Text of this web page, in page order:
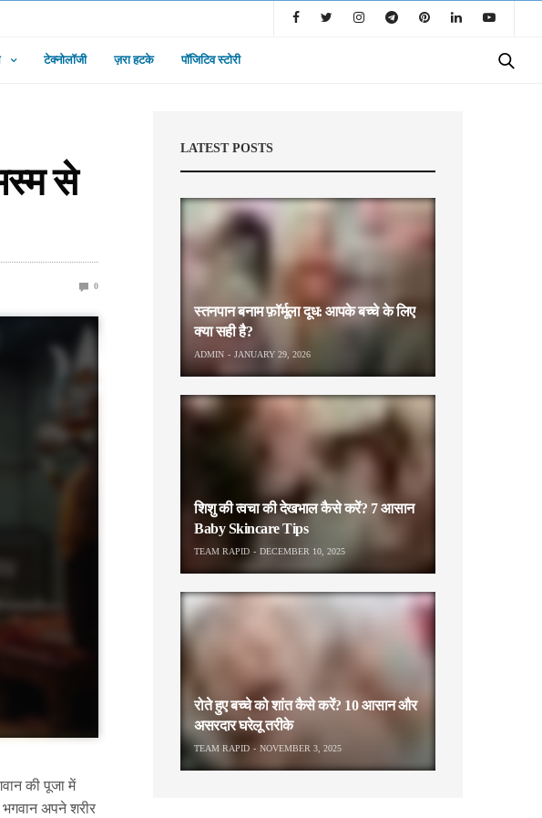
टेक्नोलॉजी ज़रा हटके पॉजिटिव स्टोरी
से
0
की पूजा में
अपने शरीर
LATEST POSTS
स्तनपान बनाम फ़ॉर्मूला दूध: आपके बच्चे के लिए
क्या सही है?
ADMIN JANUARY 29, 2026
शिशु की त्वचा की देखभाल कैसे करें? 7 आसान
Baby Skincare Tips
TEAM RAPID DECEMBER 10, 2025
रोते हुए बच्चे को शांत कैसे करें? 10 आसान और
असरदार घरेलू तरीके
TEAM RAPID NOVEMBER 3, 2025